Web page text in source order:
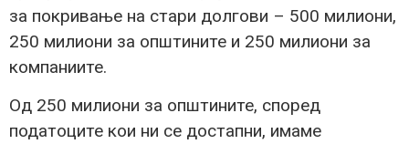
за покривање на стари долгови – 500 милиони,
250 милиони за општините и 250 милиони за
компаниите.
Од 250 милиони за општините, според
податоците кои ни се достапни, имаме